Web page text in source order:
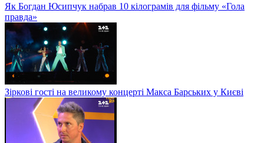
Як Богдан Юсипчук набрав 10 кілограмів для фільму «Гола
правда»
Зіркові гості на великому концерті Макса Барських у Києві